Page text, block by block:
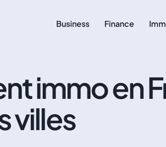
Business Finance
immo en
villes